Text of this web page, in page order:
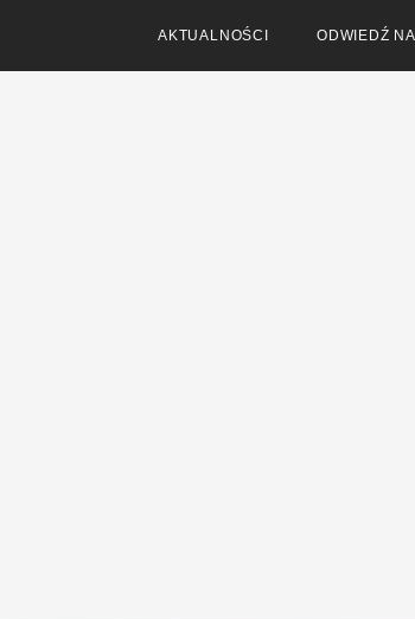
AKTUALNOŚCI ODWIEDŹ